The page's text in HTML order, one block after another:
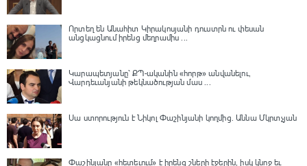
Որտեղ են Անահիտ Կիրակոսյանի դուստրն ու փեսան
անցկացնում իրենց մեղրամիս ...
Կարապետյանը՝ ՔՊ-ականին «հորթ» անվանելու,
Վարդեւանյանի թեկնածության մաս ...
Սա ստորություն է Նիկոլ Փաշինյանի կողմից․ Աննա Մկրտչյան
Փաշինյանը «հետեւում» է իրենց շների էջերին, իսկ կնոջ եւ